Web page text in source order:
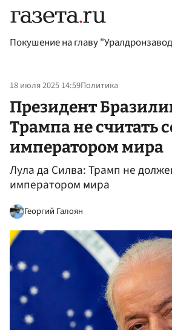
Покушение на главу
18 июля 2025 14:59Политика
Президент
Трампа не считать
императором мира
Лула да Силва: Трамп не
императором мира
Георгий Галоян